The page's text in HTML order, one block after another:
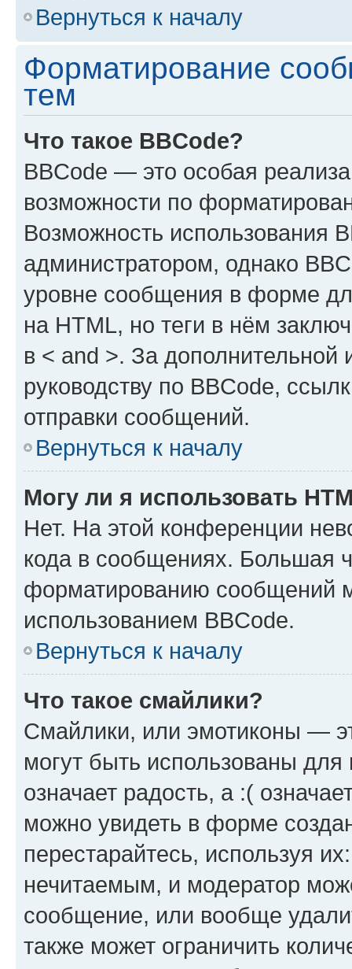
Вернуться к началу
Форматирование
тем
Что такое BBCode?
BBCode — это особая
возможности по
Возможность использования
администратором, однако
уровне сообщения в форме
на HTML, но теги в нём
в < and >. За
руководству по BBCode,
отправки сообщений.
Вернуться к началу
Могу ли я использовать
Нет. На этой конференции
кода в сообщениях. Большая
форматированию сообщений
использованием BBCode.
Вернуться к началу
Что такое смайлики?
Смайлики, или эмотиконы —
могут быть использованы
означает радость, а :(
можно увидеть в форме
перестарайтесь, используя
нечитаемым, и модератор
сообщение, или вообще
также может ограничить